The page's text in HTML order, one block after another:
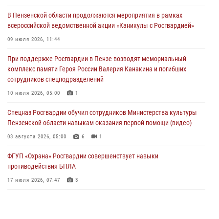
В Управлении Росгвардии по Пензенской области подвели итоги
04 августа 2026, 06:08
Росгвардия обеспечила безопасность праздничных мероприятий в
День ВДВ в Пензе
В Пензенской области продолжаются мероприятия в рамках
всероссийской ведомственной акции «Каникулы с Росгвардией»
09 июля 2026, 11:44
При поддержке Росгвардии в Пензе возводят мемориальный
комплекс памяти Героя России Валерия Канакина и погибших
сотрудников спецподразделений
10 июля 2026, 05:00 1
Спецназ Росгвардии обучил сотрудников Министерства культуры
Пензенской области навыкам оказания первой помощи (видео)
03 августа 2026, 05:00 6 1
ФГУП «Охрана» Росгвардии совершенствует навыки
противодействия БПЛА
17 июля 2026, 07:47 3